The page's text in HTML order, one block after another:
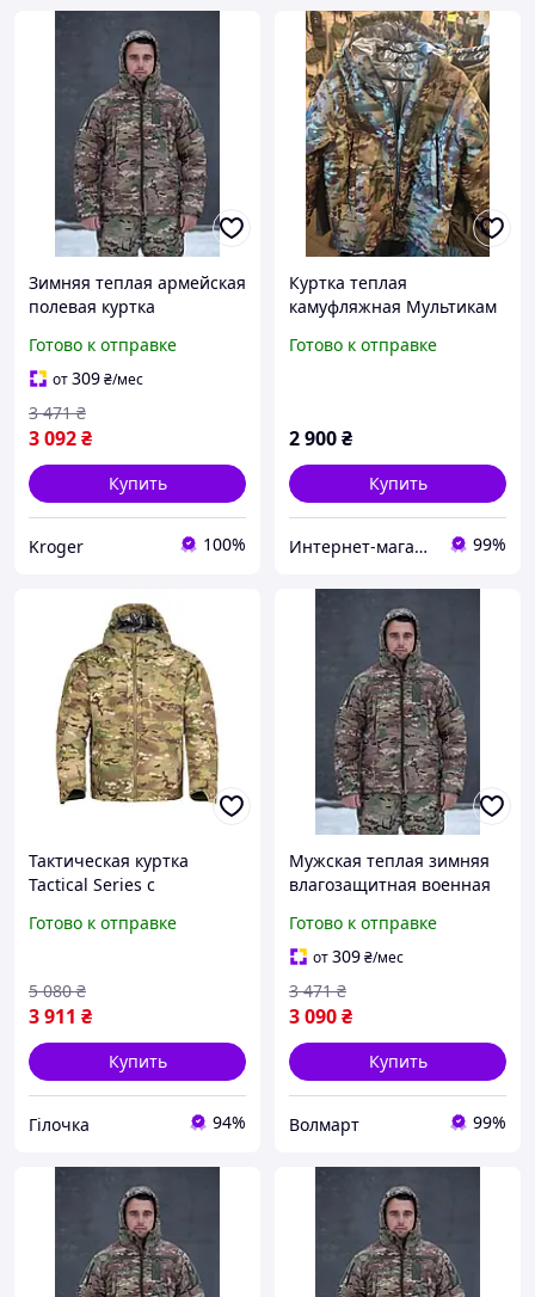
Зимняя теплая армейская
полевая куртка
Готово к отправке
от309₴/мес
3 092₴
3 471 ₴
Купить
Kroger 100%
Куртка теплая
камуфляжная Мультикам
Готово к отправке
2 900₴
Купить
Интернет-магазин Dream 99%
Тактическая куртка
Tactical Series с
демисезонная для
камуфляж M VE-33
Готово к отправке
3 911 ₴
5 080 ₴
Купить
Гілочка 94%
Мужская теплая зимняя
влагозащитная военная
Heat Level 7
Готово к отправке
от309₴/мес
3 090₴
3 471 ₴
Купить
Волмарт 99%